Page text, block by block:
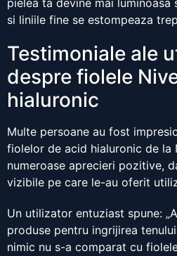
pielea ta devine mai luminoasa
si liniile fine se estompeaza
Testimoniale ale
despre fiolele
hialuronic
Multe persoane au fost
fiolelor de acid hialuronic de la
numeroase aprecieri pozitive,
vizibile pe care le-au oferit
Un utilizator entuziast spune:
produse pentru ingrijirea
nimic nu s-a comparat cu